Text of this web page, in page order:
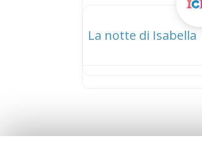
La notte di Isabella